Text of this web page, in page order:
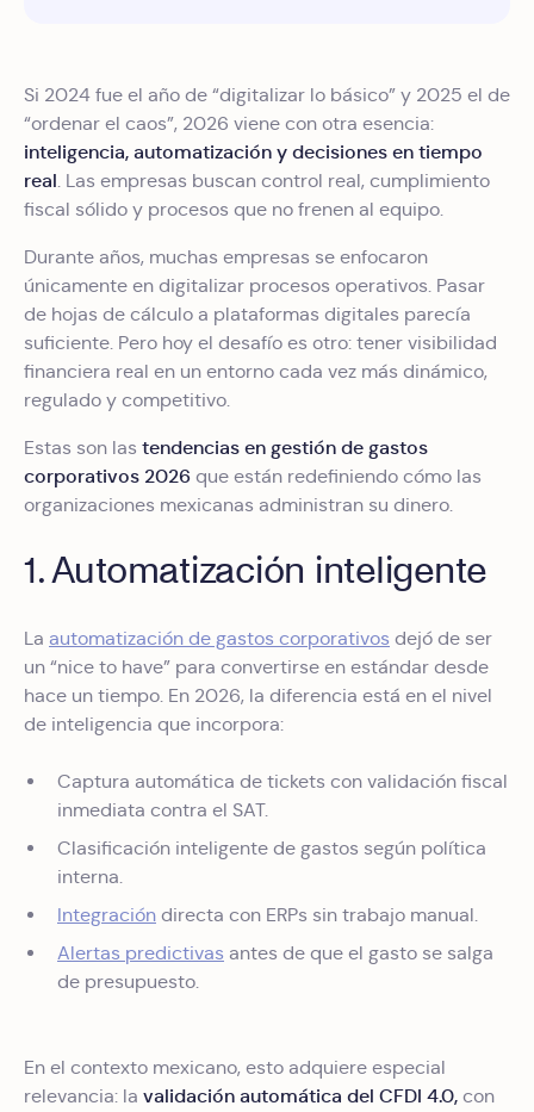
Si 2024 fue el año de “digitalizar lo básico” y 2025 el de
“ordenar el caos”, 2026 viene con otra esencia:
inteligencia, automatización y decisiones en tiempo
real. Las empresas buscan control real, cumplimiento
fiscal sólido y procesos que no frenen al equipo.
Durante años, muchas empresas se enfocaron
únicamente en digitalizar procesos operativos. Pasar
de hojas de cálculo a plataformas digitales parecía
suficiente. Pero hoy el desafío es otro: tener visibilidad
financiera real en un entorno cada vez más dinámico,
regulado y competitivo.
Estas son las tendencias en gestión de gastos
corporativos 2026 que están redefiniendo cómo las
organizaciones mexicanas administran su dinero.
1. Automatización inteligente
La automatización de gastos corporativos dejó de ser
un “nice to have” para convertirse en estándar desde
hace un tiempo. En 2026, la diferencia está en el nivel
de inteligencia que incorpora:
Captura automática de tickets con validación fiscal
inmediata contra el SAT.
Clasificación inteligente de gastos según política
interna.
Integración directa con ERPs sin trabajo manual.
Alertas predictivas antes de que el gasto se salga
de presupuesto.
En el contexto mexicano, esto adquiere especial
relevancia: la validación automática del CFDI 4.0, con